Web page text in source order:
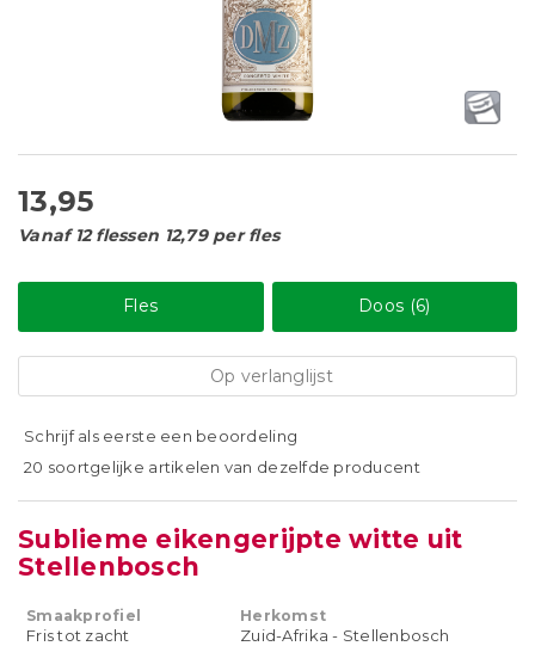
13,95
Vanaf 12 flessen 12,79 per fles
Fles Doos (6)
Op verlanglijst
Schrijf als eerste een beoordeling
20 soortgelijke artikelen van dezelfde producent
Sublieme eikengerijpte witte uit
Stellenbosch
Smaakprofiel
Fris tot zacht
Herkomst
Zuid-Afrika - Stellenbosch